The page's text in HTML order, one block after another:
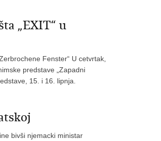
„EXIT“ u
Fenster“ U cetvrtak,
predstave „Zapadni
15. i 16. lipnja.
bivši njemacki ministar